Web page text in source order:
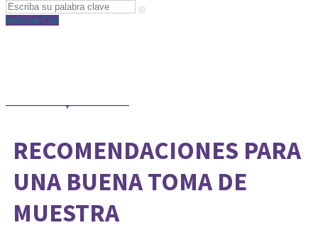
Solicitar Cita
RECOMENDACIONES PARA
UNA BUENA TOMA DE
MUESTRA